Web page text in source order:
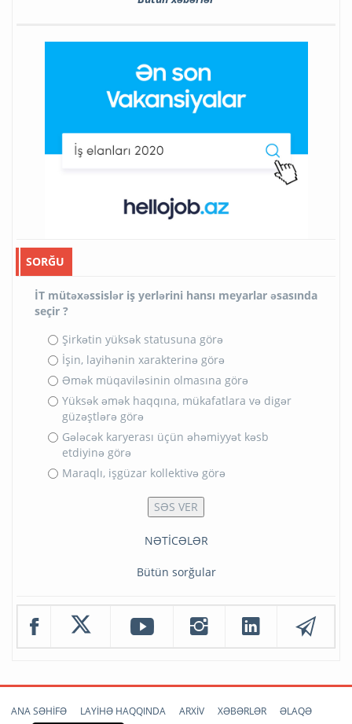
SORĞU
İT mütəxəssislər iş yerlərini hansı meyarlar əsasında
seçir ?
Şirkətin yüksək statusuna görə
İşin, layihənin xarakterinə görə
Əmək müqaviləsinin olmasına görə
Yüksək əmək haqqına, mükafatlara və digər
güzəştlərə görə
Gələcək karyerası üçün əhəmiyyət kəsb
etdiyinə görə
Maraqlı, işgüzar kollektivə görə
NƏTİCƏLƏR
Bütün sorğular
ANA SƏHİFƏ LAYİHƏ HAQQINDA ARXİV XƏBƏRLƏR ƏLAQƏ